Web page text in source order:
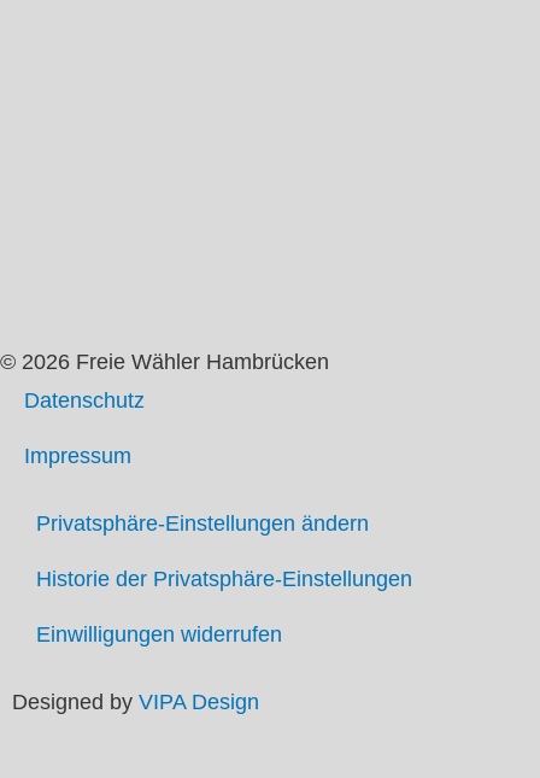
© 2026 Freie Wähler Hambrücken
Datenschutz
Impressum
Privatsphäre-Einstellungen ändern
Historie der Privatsphäre-Einstellungen
Einwilligungen widerrufen
Designed by VIPA Design